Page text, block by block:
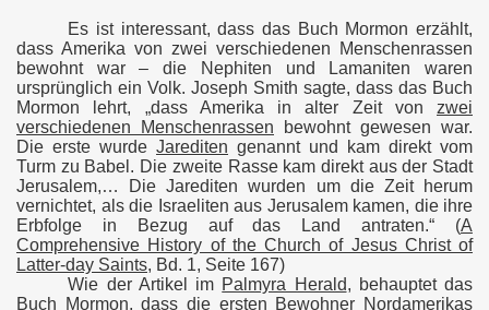
Es ist interessant, dass das Buch Mormon erzählt,
dass Amerika von zwei verschiedenen Menschenrassen
bewohnt war – die Nephiten und Lamaniten waren
ursprünglich ein Volk. Joseph Smith sagte, dass das Buch
Mormon lehrt, „dass Amerika in alter Zeit von zwei
verschiedenen Menschenrassen bewohnt gewesen war.
Die erste wurde Jarediten genannt und kam direkt vom
Turm zu Babel. Die zweite Rasse kam direkt aus der Stadt
Jerusalem,… Die Jarediten wurden um die Zeit herum
vernichtet, als die Israeliten aus Jerusalem kamen, die ihre
Erbfolge in Bezug auf das Land antraten.“ (A
Comprehensive History of the Church of Jesus Christ of
Latter-day Saints, Bd. 1, Seite 167)
Wie der Artikel im Palmyra Herald, behauptet das
Buch Mormon, dass die ersten Bewohner Nordamerikas
(Update)
OFFENBART Update)